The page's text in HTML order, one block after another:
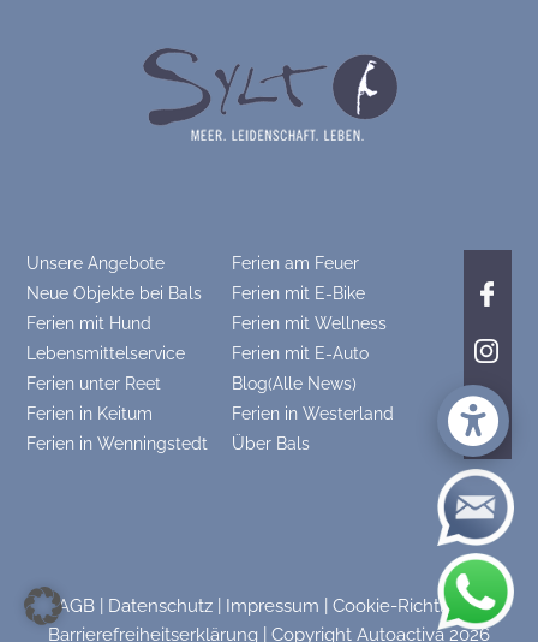
Unsere Angebote
Ferien am Feuer
Neue Objekte bei Bals
Ferien mit E-Bike
Ferien mit Hund
Ferien mit Wellness
Lebensmittelservice
Ferien mit E-Auto
Ferien unter Reet
Blog(Alle News)
Ferien in Keitum
Ferien in Westerland
Ferien in Wenningstedt
Über Bals
AGB| Datenschutz| Impressum Cookie-Richtlinie|
Barrierefreiheitserklärung
Copyright Autoactiva2026